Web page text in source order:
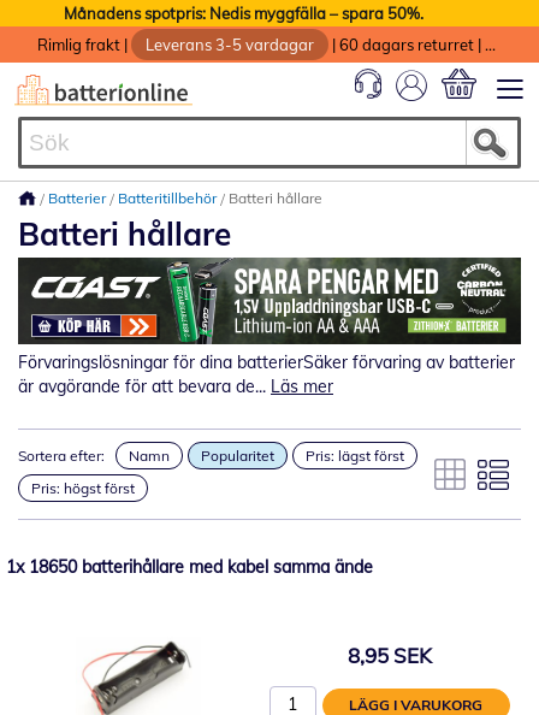
Månadens spotpris: Nedis myggfälla – spara 50%.
Rimlig frakt | Leverans 3-5 vardagar |60 dagars returret |
Batterier Batteritillbehör Batteri hållare
Batteri hållare
Förvaringslösningar för dina batterierSäker förvaring av batterier
är avgörande för att bevara de... Läs mer
Sortera efter: Namn Popularitet
Pris: lägst först
Pris: högst först
1x 18650 batterihållare med kabel samma ände
8,95 SEK
LÄGG I VARUKORG